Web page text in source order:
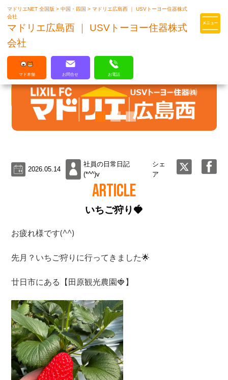
マドリエはLIXILの厳しい基準を
マドリエNET 全国版>中国・四国>マドリエ広島西 ｜ USVトーヨー住器株式
会社
マドリエ広島西 ｜ USVトーヨー住器株式
会社
マド本舗 お問合せ お電話
2026.05.14
社員の日常日記
(*^^)v
シェ
ア
ARTICLE
いちご狩り🍓